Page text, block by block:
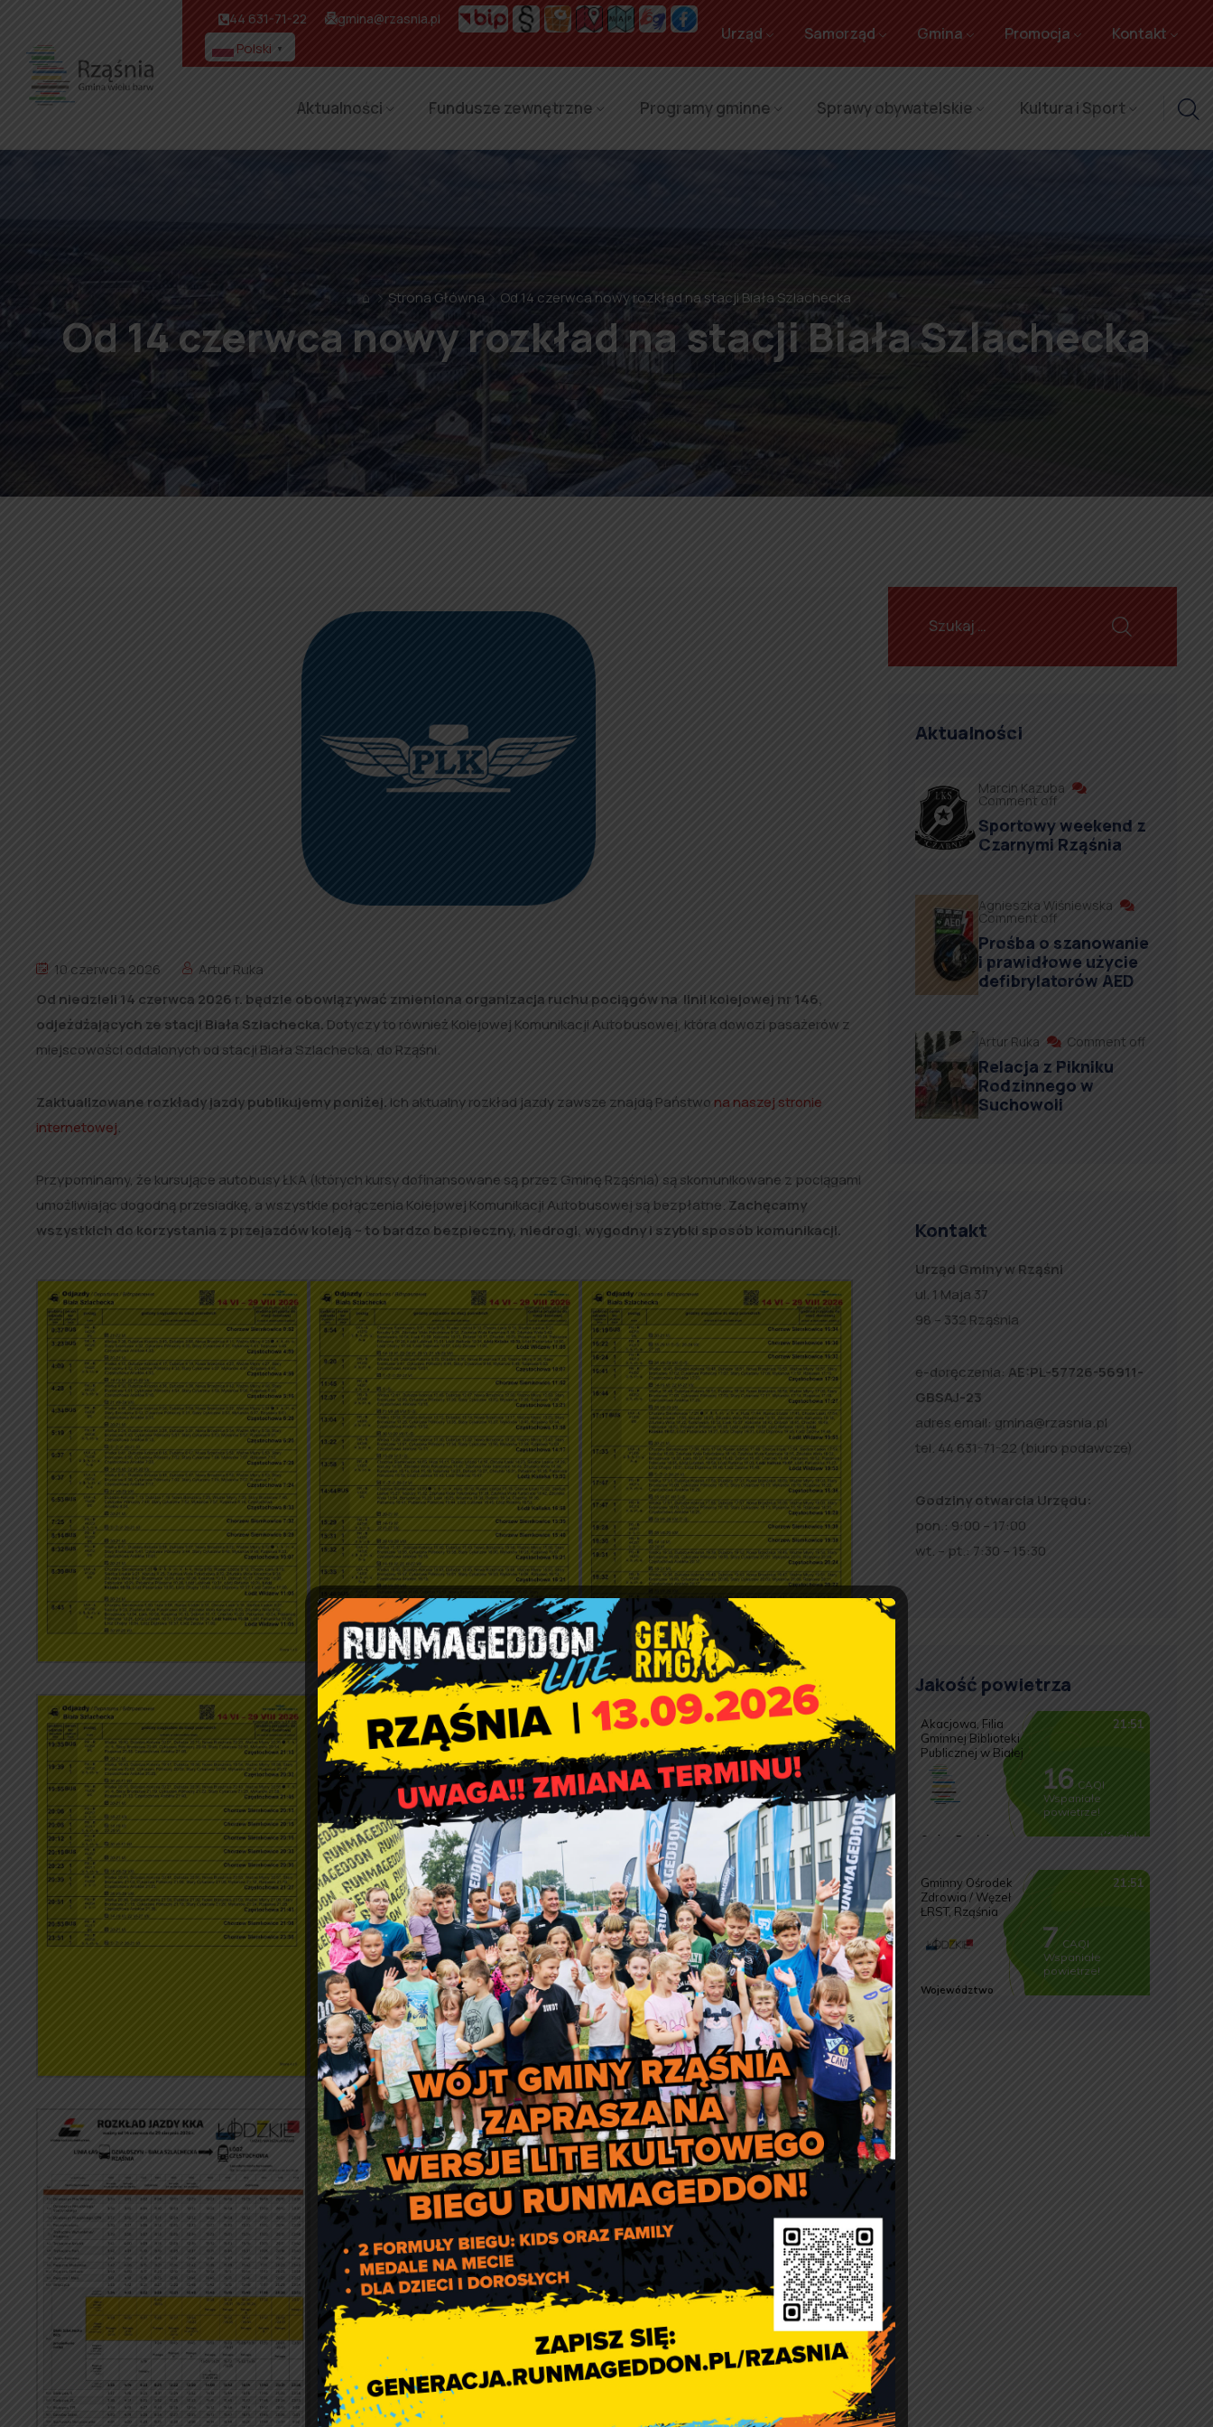
44 631-71-22 gmina@rzasnia.pl
Polski ▼
Urząd Samorząd Gmina Promocja Kontakt
Aktualności Fundusze zewnętrzne Programy gminne Sprawy obywatelskie Kultura i Sport
⌂ Strona Główna Od 14 czerwca nowy rozkład na stacji Biała Szlachecka
Od 14 czerwca nowy rozkład na stacji Biała Szlachecka
10 czerwca 2026
Artur Ruka
Od niedzieli 14 czerwca 2026 r. będzie obowiązywać zmieniona organizacja ruchu pociągów na linii kolejowej nr 146,
odjeżdżających ze stacji Biała Szlachecka. Dotyczy to również Kolejowej Komunikacji Autobusowej, która dowozi pasażerów z
miejscowości oddalonych od stacji Biała Szlachecka, do Rząśni.
Zaktualizowane rozkłady jazdy publikujemy poniżej. Ich aktualny rozkład jazdy zawsze znajdą Państwona naszej stronie
internetowej.
Przypominamy, że kursujące autobusy ŁKA (których kursy dofinansowane są przez Gminę Rząśnia) są skomunikowane z pociągami
umożliwiając dogodną przesiadkę, a wszystkie połączenia Kolejowej Komunikacji Autobusowej są bezpłatne. Zachęcamy
wszystkich do korzystania z przejazdów koleją – to bardzo bezpieczny, niedrogi, wygodny i szybki sposób komunikacji.
Aktualności
Marcin Kazuba
Comment off
Sportowy weekend z
Czarnymi Rząśnia
Agnieszka Wiśniewska
Comment off
Prośba o szanowanie
i prawidłowe użycie
defibrylatorów AED
Artur Ruka Comment off
Relacja z Pikniku
Rodzinnego w
Suchowoli
Kontakt
Urząd Gminy w Rząśni
ul. 1 Maja 37
98 – 332 Rząśnia
e-doręczenia: AE:PL-57726-56911-
GBSAJ-23
adres email: gmina@rzasnia.pl
tel. 44 631-71-22 (biuro podawcze)
Godziny otwarcia Urzędu:
pon.: 9:00 – 17:00
wt. – pt.: 7:30 – 15:30
Jakość powietrza